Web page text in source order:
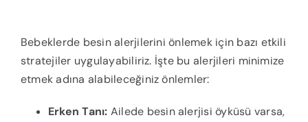
Bebeklerde besin alerjilerini önlemek için bazı etkili
stratejiler uygulayabiliriz. İşte bu alerjileri minimize
etmek adına alabileceğiniz önlemler:
Erken Tanı: Ailede besin alerjisi öyküsü varsa,